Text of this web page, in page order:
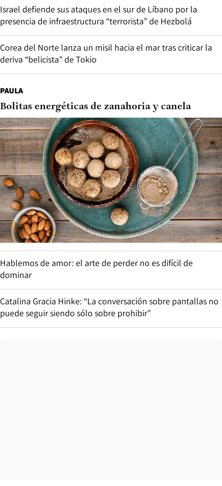
Israel defiende sus ataques en el sur de Líbano por la
presencia de infraestructura “terrorista” de Hezbolá
Corea del Norte lanza un misil hacia el mar tras criticar la
deriva “belicista” de Tokio
PAULA
Bolitas energéticas de zanahoria y canela
Hablemos de amor: el arte de perder no es difícil de
dominar
Catalina Gracia Hinke: “La conversación sobre pantallas no
puede seguir siendo sólo sobre prohibir”